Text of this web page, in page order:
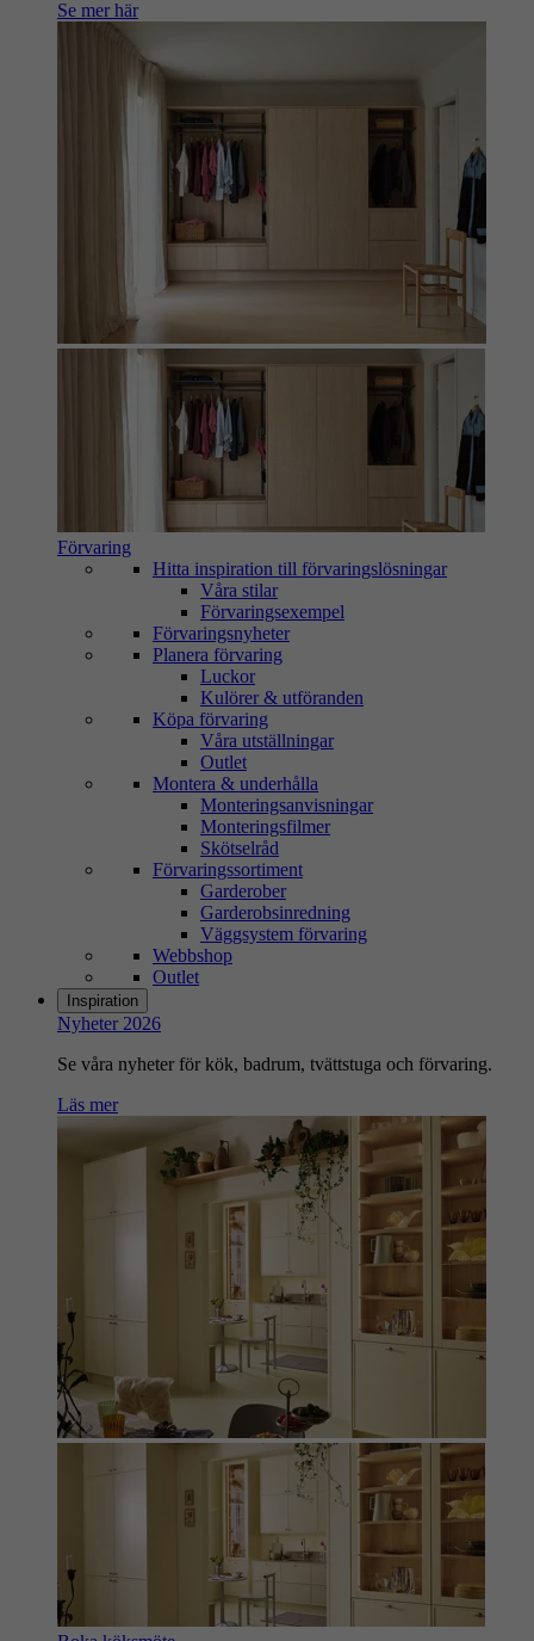
Se mer här
Förvaring
Hitta inspiration till förvaringslösningar
Våra stilar
Förvaringsexempel
Förvaringsnyheter
Planera förvaring
Luckor
Kulörer & utföranden
Köpa förvaring
Våra utställningar
Outlet
Montera & underhålla
Monteringsanvisningar
Monteringsfilmer
Skötselråd
Förvaringssortiment
Garderober
Garderobsinredning
Väggsystem förvaring
Webbshop
Outlet
Inspiration
Nyheter 2026
Se våra nyheter för kök, badrum, tvättstuga och förvaring.
Läs mer